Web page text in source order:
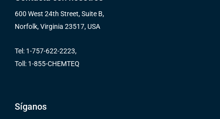
600 West 24th Street, Suite B,
Norfolk, Virginia 23517, USA
Tel: 1-757-622-2223,
Toll: 1-855-CHEMTEQ
Síganos